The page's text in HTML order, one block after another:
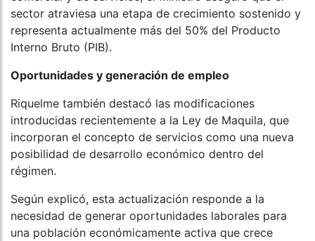
sector atraviesa una etapa de crecimiento sostenido y
representa actualmente más del 50% del Producto
Interno Bruto (PIB).
Oportunidades y generación de empleo
Riquelme también destacó las modificaciones
introducidas recientemente a la Ley de Maquila, que
incorporan el concepto de servicios como una nueva
posibilidad de desarrollo económico dentro del
régimen.
Según explicó, esta actualización responde a la
necesidad de generar oportunidades laborales para
una población económicamente activa que crece